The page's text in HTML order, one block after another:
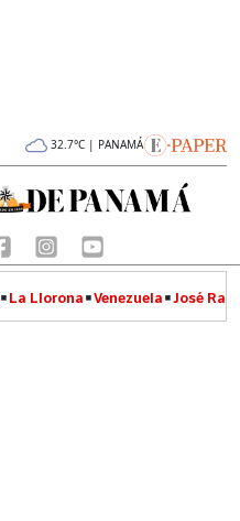
32.7°C | PANAMÁ
La Llorona Venezuela José